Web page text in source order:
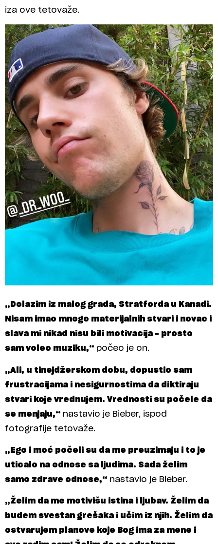
iza ove tetovaže.
„Dolazim iz malog grada, Stratforda u Kanadi.
Nisam imao mnogo materijalnih stvari i novac i
slava mi nikad nisu bili motivacija – prosto
sam voleo muziku,“ počeo je on.
„Ali, u tinejdžerskom dobu, dopustio sam
frustracijama i nesigurnostima da diktiraju
stvari koje vrednujem. Vrednosti su počele da
se menjaju,“ nastavio je Bieber, ispod
fotografije tetovaže.
„Ego i moć počeli su da me preuzimaju i to je
uticalo na odnose sa ljudima. Sada želim
samo zdrave odnose,“ nastavio je Bieber.
„Želim da me motivišu istina i ljubav. Želim da
budem svestan grešaka i učim iz njih. Želim da
ostvarujem planove koje Bog ima za mene i